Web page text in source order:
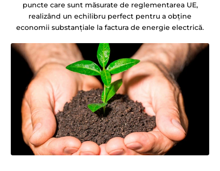
puncte care sunt măsurate de reglementarea UE,
realizând un echilibru perfect pentru a obține
economii substanțiale la factura de energie electrică.